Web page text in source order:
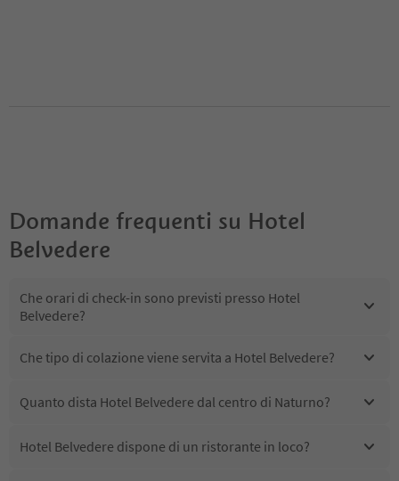
Domande frequenti su Hotel
Belvedere
Che orari di check-in sono previsti presso Hotel
Belvedere?
Che tipo di colazione viene servita a Hotel Belvedere?
Quanto dista Hotel Belvedere dal centro di Naturno?
Hotel Belvedere dispone di un ristorante in loco?